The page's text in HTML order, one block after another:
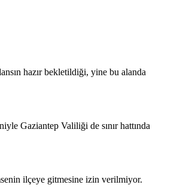
hazır bekletildiği, yine bu alanda
Gaziantep Valiliği de sınır hattında
ilçeye gitmesine izin verilmiyor.